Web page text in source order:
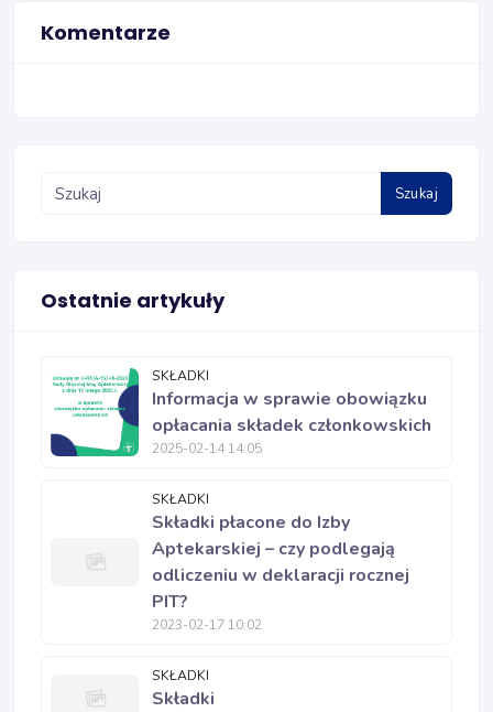
Komentarze
Szukaj
Ostatnie artykuły
SKŁADKI
Informacja w sprawie obowiązku
opłacania składek członkowskich
2025-02-14 14:05
SKŁADKI
Składki płacone do Izby
Aptekarskiej – czy podlegają
odliczeniu w deklaracji rocznej
PIT?
2023-02-17 10:02
SKŁADKI
Składki